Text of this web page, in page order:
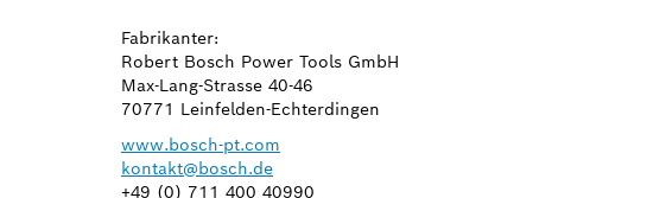
Fabrikanter:
Robert Bosch Power Tools GmbH
Max-Lang-Strasse 40-46
70771 Leinfelden-Echterdingen
www.bosch-pt.com
kontakt@bosch.de
+49 (0) 711 400 40990